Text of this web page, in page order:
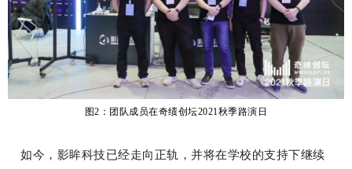
图2：团队成员在奇绩创坛2021秋季路演日
如今 ，影眸科技已经走向正轨，并将在学校的支持下继续